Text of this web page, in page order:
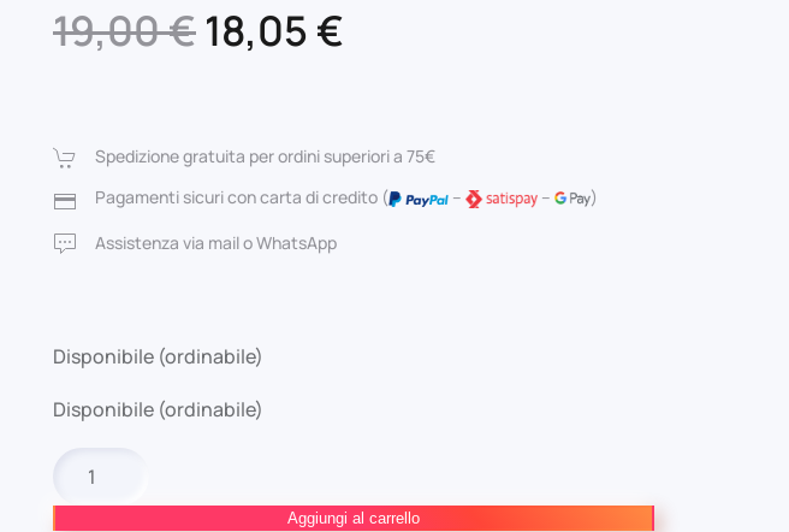
19,00€Il
originale
era:
19,00 €.
18,05€
attuale
è:
Spedizione gratuita per ordini superiori a 75€
Pagamenti sicuri con carta di credito (
– –
)
Assistenza via mail o WhatsApp
Disponibile (ordinabile)
Disponibile (ordinabile)
Quinn:
Aggiungi al carrello